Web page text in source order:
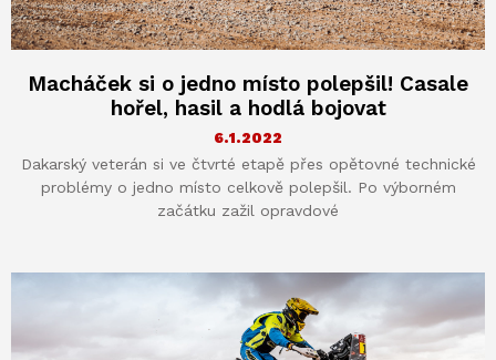
Macháček si o jedno místo polepšil! Casale
hořel, hasil a hodlá bojovat
6.1.2022
Dakarský veterán si ve čtvrté etapě přes opětovné technické
problémy o jedno místo celkově polepšil. Po výborném
začátku zažil opravdové